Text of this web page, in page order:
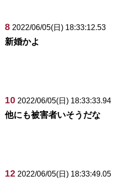
8 2022/06/05(日) 18:33:12.53
新婚かよ
10 2022/06/05(日) 18:33:33.94
他にも被害者いそうだな
12 2022/06/05(日) 18:33:49.05